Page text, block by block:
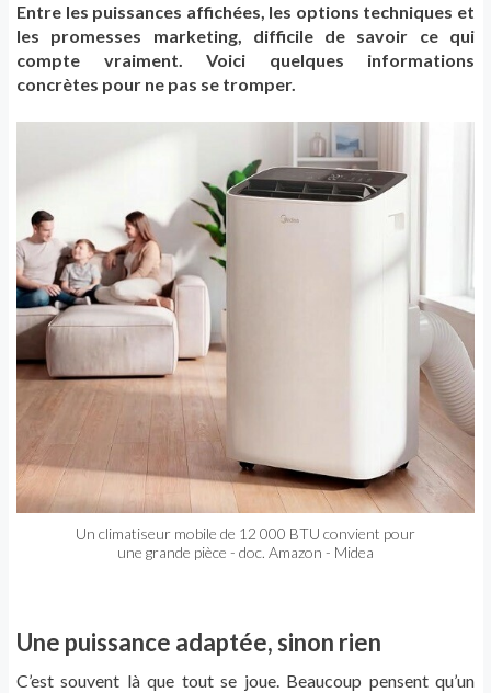
Entre les puissances affichées, les options techniques et
les promesses marketing, difficile de savoir ce qui
compte vraiment. Voici quelques informations
concrètes pour ne pas se tromper.
Un climatiseur mobile de 12 000 BTU convient pour
une grande pièce - doc. Amazon - Midea
Une puissance adaptée, sinon rien
C’est souvent là que tout se joue. Beaucoup pensent qu’un